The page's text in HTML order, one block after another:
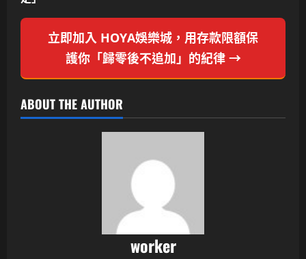
立即加入 HOYA娛樂城，用存款限額保
護你「歸零後不追加」的紀律 →
ABOUT THE AUTHOR
worker